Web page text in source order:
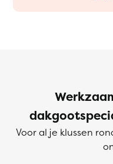
Voor al je klussen